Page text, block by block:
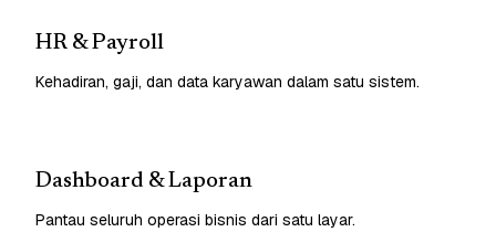
HR & Payroll
Kehadiran, gaji, dan data karyawan dalam satu sistem.
Dashboard & Laporan
Pantau seluruh operasi bisnis dari satu layar.